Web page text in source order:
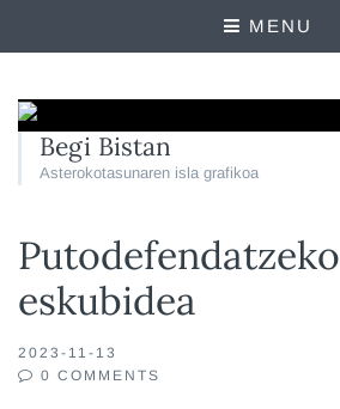
MENU
Begi Bistan
Asterokotasunaren isla grafikoa
Putodefendatzeko
eskubidea
2023-11-13
0 COMMENTS